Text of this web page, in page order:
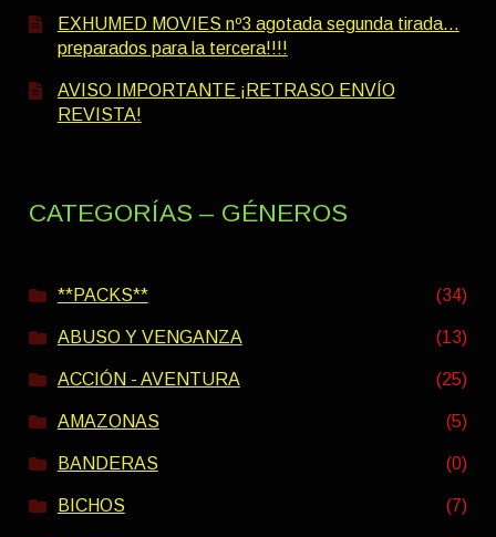
EXHUMED MOVIES nº3 agotada segunda tirada…
preparados para la tercera!!!!
AVISO IMPORTANTE ¡RETRASO ENVÍO
REVISTA!
CATEGORÍAS – GÉNEROS
**PACKS** (34)
ABUSO Y VENGANZA (13)
ACCIÓN - AVENTURA (25)
AMAZONAS (5)
BANDERAS (0)
BICHOS (7)